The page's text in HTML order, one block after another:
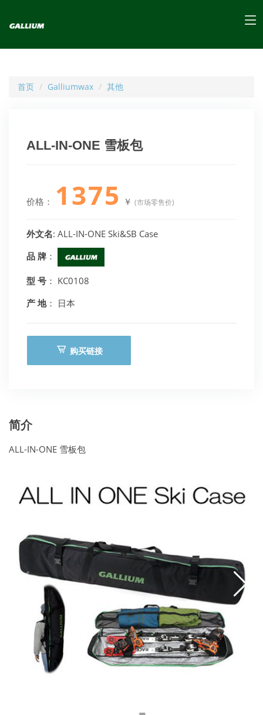
首页 Galliumwax 其他
ALL-IN-ONE 雪板包
价格： 1375 ￥ (市场零售价)
外文名: ALL-IN-ONE Ski&SB Case
品 牌 ：
型 号 ： KC0108
产 地： 日本
购买链接
简介
ALL-IN-ONE 雪板包